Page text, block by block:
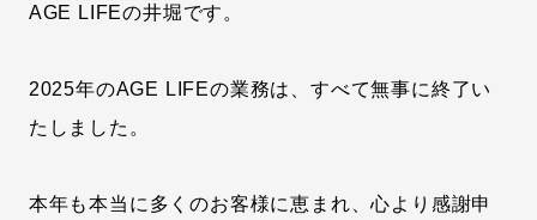
AGE LIFEの井堀です。
2025年のAGE LIFEの業務は、すべて無事に終了い
たしました。
本年も本当に多くのお客様に恵まれ、心より感謝申